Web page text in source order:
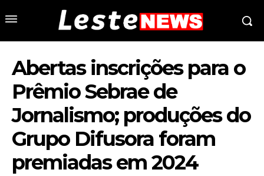
Abertas inscrições para o
Prêmio Sebrae de
Jornalismo; produções do
Grupo Difusora foram
premiadas em 2024